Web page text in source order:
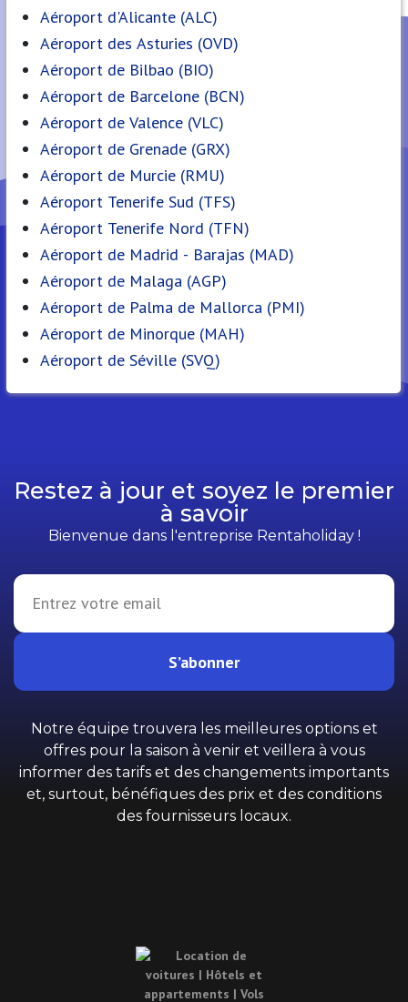
Aéroport d'Alicante (ALC)
Aéroport des Asturies (OVD)
Aéroport de Bilbao (BIO)
Aéroport de Barcelone (BCN)
Aéroport de Valence (VLC)
Aéroport de Grenade (GRX)
Aéroport de Murcie (RMU)
Aéroport Tenerife Sud (TFS)
Aéroport Tenerife Nord (TFN)
Aéroport de Madrid - Barajas (MAD)
Aéroport de Malaga (AGP)
Aéroport de Palma de Mallorca (PMI)
Aéroport de Minorque (MAH)
Aéroport de Séville (SVQ)
Restez à jour et soyez le premier
à savoir
Bienvenue dans l'entreprise Rentaholiday !
S’abonner
Notre équipe trouvera les meilleures options et
offres pour la saison à venir et veillera à vous
informer des tarifs et des changements importants
et, surtout, bénéfiques des prix et des conditions
des fournisseurs locaux.